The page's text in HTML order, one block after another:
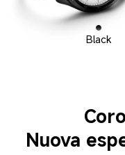
Black
Nuova